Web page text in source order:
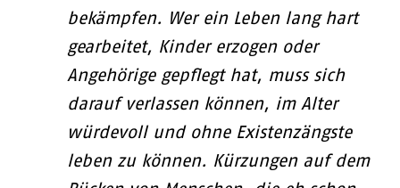
bekämpfen. Wer ein Leben lang hart
gearbeitet, Kinder erzogen oder
Angehörige gepflegt hat, muss sich
darauf verlassen können, im Alter
würdevoll und ohne Existenzängste
leben zu können. Kürzungen auf dem